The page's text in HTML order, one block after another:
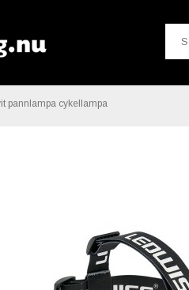
pannlampa cykellampa